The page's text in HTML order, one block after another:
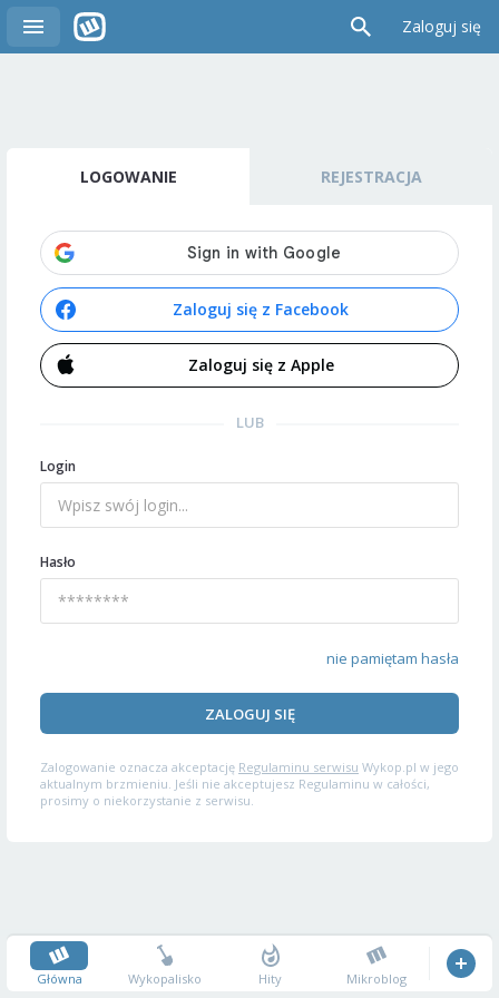
Zaloguj się
LOGOWANIE REJESTRACJA
Zaloguj się z Facebook
Zaloguj się z Apple
LUB
Login
Hasło
nie pamiętam hasła
ZALOGUJ SIĘ
Zalogowanie oznacza akceptację Regulaminu serwisu Wykop.pl w jego
aktualnym brzmieniu. Jeśli nie akceptujesz Regulaminu w całości,
prosimy o niekorzystanie z serwisu.
Główna Wykopalisko Hity Mikroblog